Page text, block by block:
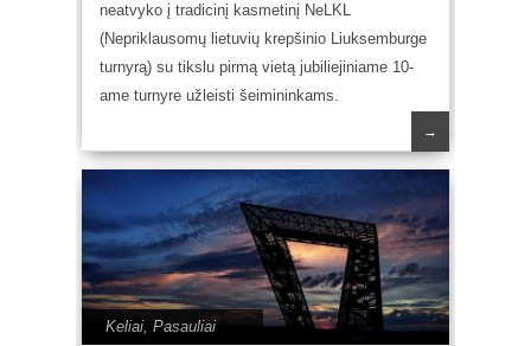
neatvyko į tradicinį kasmetinį NeLKL
(Nepriklausomų lietuvių krepšinio Liuksemburge
turnyrą) su tikslu pirmą vietą jubiliejiniame 10-
ame turnyre užleisti šeimininkams.
→
Keliai, Pasauliai